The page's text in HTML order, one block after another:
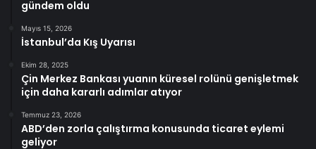
gündem oldu
Mayıs 15, 2026
İstanbul’da Kış Uyarısı
Ekim 28, 2025
Çin Merkez Bankası yuanın küresel rolünü genişletmek
için daha kararlı adımlar atıyor
Temmuz 23, 2026
ABD’den zorla çalıştırma konusunda ticaret eylemi
geliyor